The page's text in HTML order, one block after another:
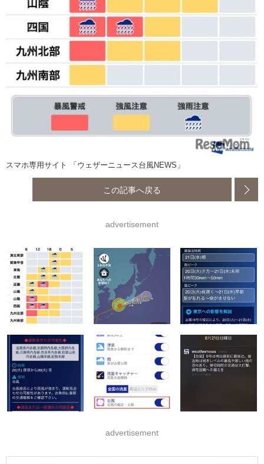
スマホ専用サイト 「ウェザーニュース台風NEWS」
この記事へ戻る
advertisement
advertisement